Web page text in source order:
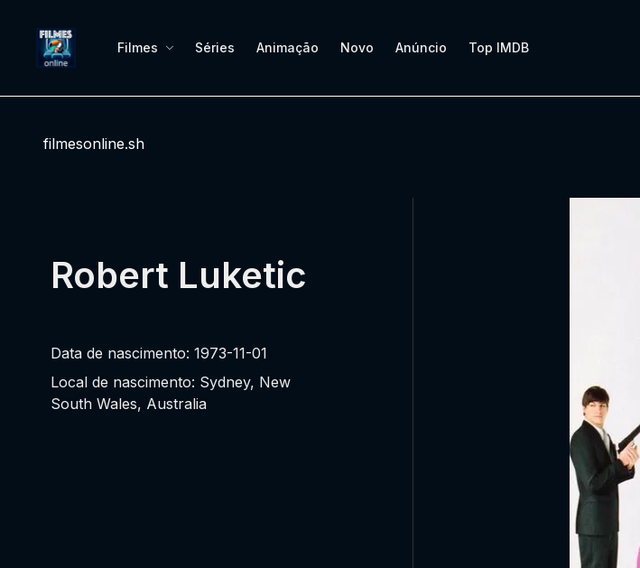
Filmes Séries Animação Novo Anúncio Top IMDB
filmesonline.sh
Robert Luketic
Data de nascimento: 1973-11-01
Local de nascimento: Sydney, New
South Wales, Australia